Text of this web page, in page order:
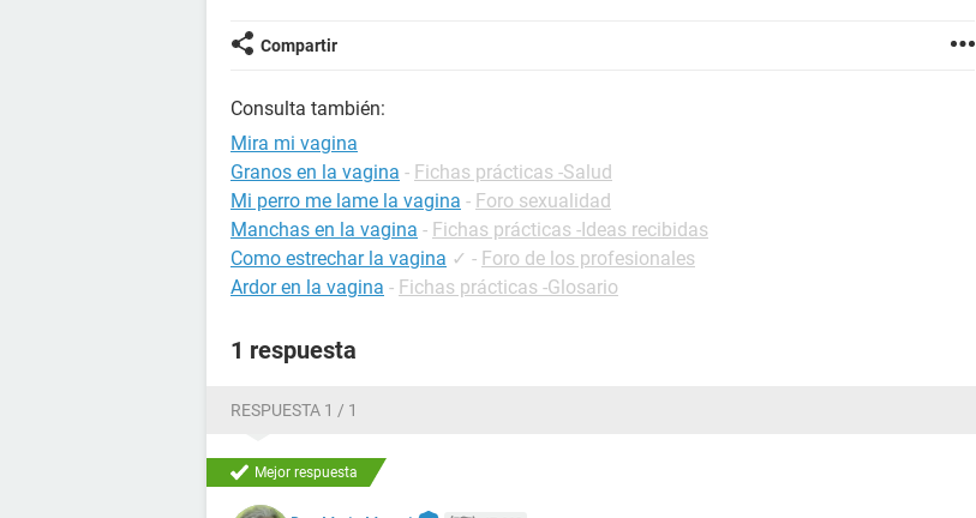
Compartir
Consulta también:
Mira mi vagina
Granos en la vagina - Fichas prácticas -Salud
Mi perro me lame la vagina - Foro sexualidad
Manchas en la vagina - Fichas prácticas -Ideas recibidas
Como estrechar la vagina ✓ - Foro de los profesionales
Ardor en la vagina - Fichas prácticas -Glosario
1 respuesta
RESPUESTA 1 / 1
Mejor respuesta